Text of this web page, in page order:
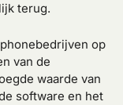
terug.
op
van de
waarde van
software en het